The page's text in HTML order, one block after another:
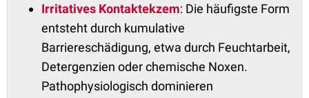
Irritatives Kontaktekzem: Die häufigste Form
entsteht durch kumulative
Barriereschädigung, etwa durch Feuchtarbeit,
Detergenzien oder chemische Noxen.
Pathophysiologisch dominieren